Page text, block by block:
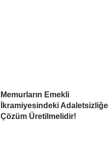
Memurların Emekli
İkramiyesindeki Adaletsizliğe
Çözüm Üretilmelidir!